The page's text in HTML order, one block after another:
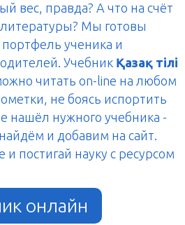
вес, правда? А что на счёт
Мы готовы
портфель ученика и
Учебник Қазақ тілі
читать on-line на любом
не боясь испортить
нашёл нужного учебника -
и добавим на сайт.
и постигай науку с ресурсом
онлайн